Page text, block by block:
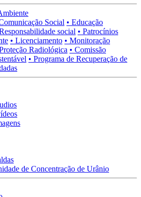
Social • Educação
social • Patrocínios
• Licenciamento • Monitoração
Radiológica • Comissão
• Programa de Recuperação de
de Concentração de Urânio